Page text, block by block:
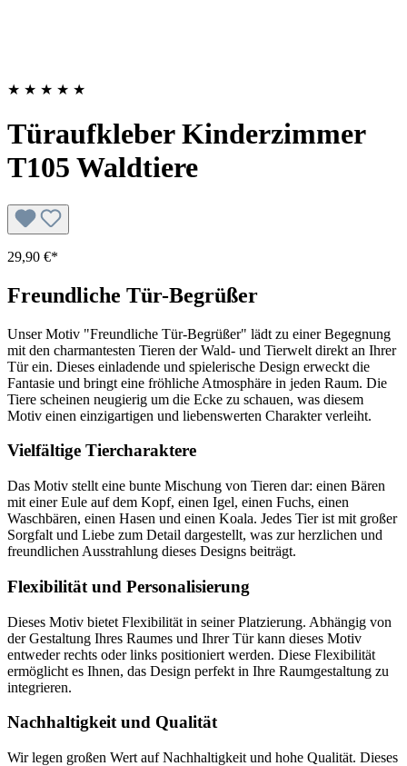
★ ★ ★ ★ ★
Türaufkleber Kinderzimmer
T105 Waldtiere
29,90 €*
Freundliche Tür-Begrüßer
Unser Motiv "Freundliche Tür-Begrüßer" lädt zu einer Begegnung
mit den charmantesten Tieren der Wald- und Tierwelt direkt an Ihrer
Tür ein. Dieses einladende und spielerische Design erweckt die
Fantasie und bringt eine fröhliche Atmosphäre in jeden Raum. Die
Tiere scheinen neugierig um die Ecke zu schauen, was diesem
Motiv einen einzigartigen und liebenswerten Charakter verleiht.
Vielfältige Tiercharaktere
Das Motiv stellt eine bunte Mischung von Tieren dar: einen Bären
mit einer Eule auf dem Kopf, einen Igel, einen Fuchs, einen
Waschbären, einen Hasen und einen Koala. Jedes Tier ist mit großer
Sorgfalt und Liebe zum Detail dargestellt, was zur herzlichen und
freundlichen Ausstrahlung dieses Designs beiträgt.
Flexibilität und Personalisierung
Dieses Motiv bietet Flexibilität in seiner Platzierung. Abhängig von
der Gestaltung Ihres Raumes und Ihrer Tür kann dieses Motiv
entweder rechts oder links positioniert werden. Diese Flexibilität
ermöglicht es Ihnen, das Design perfekt in Ihre Raumgestaltung zu
integrieren.
Nachhaltigkeit und Qualität
Wir legen großen Wert auf Nachhaltigkeit und hohe Qualität. Dieses